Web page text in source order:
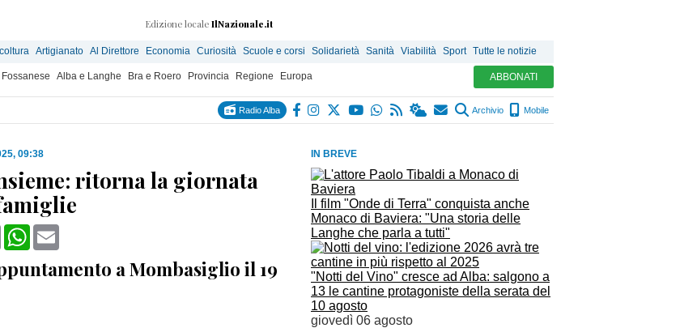
Edizione locale IlNazionale.it
Artigianato Al Direttore Economia Curiosità Scuole e corsi Solidarietà Sanità Viabilità Sport Tutte le notizie
Fossanese Alba e Langhe Bra e Roero Provincia Regione Europa ABBONATI
Radio Alba Archivio Mobile
IN BREVE
Il film "Onde di Terra" conquista anche
Monaco di Baviera: "Una storia delle
Langhe che parla a tutti"
"Notti del Vino" cresce ad Alba: salgono a
13 le cantine protagoniste della serata del
10 agosto
giovedì 06 agosto
09:38
ritorna la giornata
Print WhatsApp
a Mombasiglio il 19